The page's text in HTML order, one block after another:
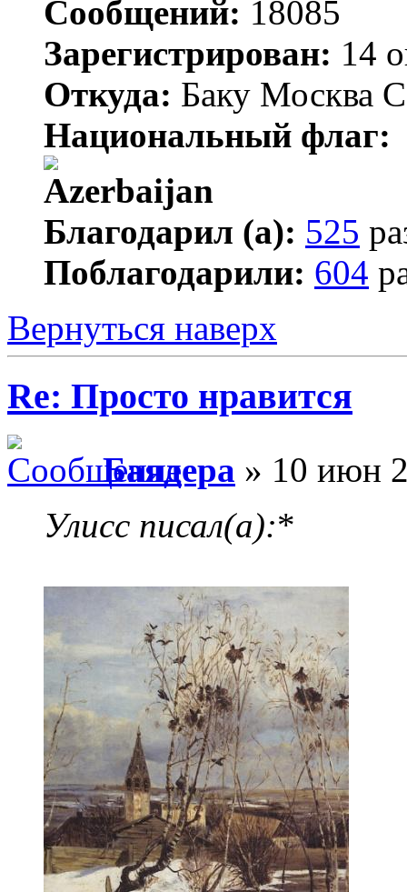
Сообщений: 18085
Зарегистрирован: 14
Откуда: Баку Москва
Национальный флаг:
Благодарил (а): 525
Поблагодарили: 604
Вернуться наверх
Re: Просто нравится
Баядера » 10 июн
Улисс писал(а):*